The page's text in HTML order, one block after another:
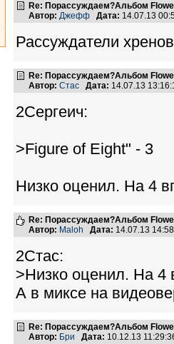
Re: Порассуждаем?Альбом
Автор: Джефф Дата: 14.07.13
Рассуждатели
Re: Порассуждаем?Альбом
Автор: Стас Дата: 14.07.13
2Сергеич:
>Figure of Eight" - 3
Низко оценил. На 4
Re: Порассуждаем?Альбом
Автор: Maloh Дата: 14.07.13
2Стас:
>Низко оценил. На 4
А в миксе на
Re: Порассуждаем?Альбом
Автор: Бри Дата: 10.12.13